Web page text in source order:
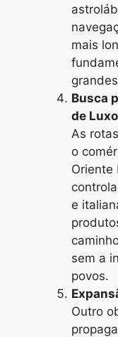
mais
Busca
de Luxo
As
o
Oriente
e
sem a
povos.
Outro